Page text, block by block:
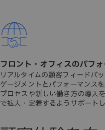
フロント・オフィスのパフ
リアルタイムの顧客フィードバ
ゲージメントとパフォーマンス
プロセスや新しい働き方の導入
で拡大・定着するようサポートし